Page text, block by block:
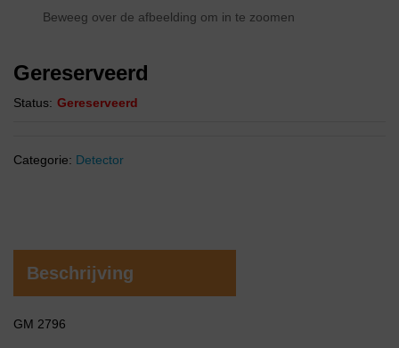
Beweeg over de afbeelding om in te zoomen
Gereserveerd
Status: Gereserveerd
Categorie: Detector
Beschrijving
GM 2796